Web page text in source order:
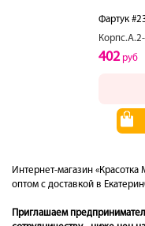
Фартук
402руб
Интернет-магазин
оптом с доставкой в
Приглашаем